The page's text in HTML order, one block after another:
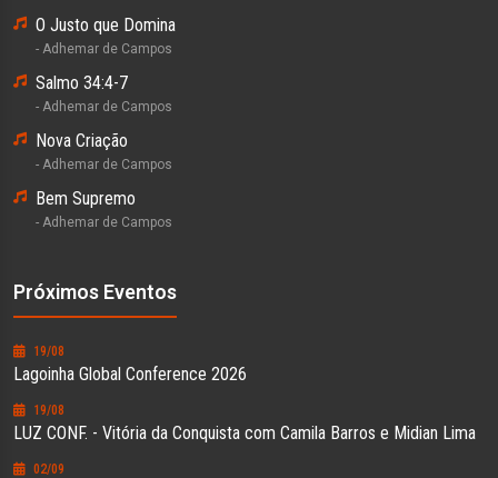
O Justo que Domina
- Adhemar de Campos
Salmo 34:4-7
- Adhemar de Campos
Nova Criação
- Adhemar de Campos
Bem Supremo
- Adhemar de Campos
Próximos Eventos
19/08
Lagoinha Global Conference 2026
19/08
LUZ CONF. - Vitória da Conquista com Camila Barros e Midian Lima
02/09